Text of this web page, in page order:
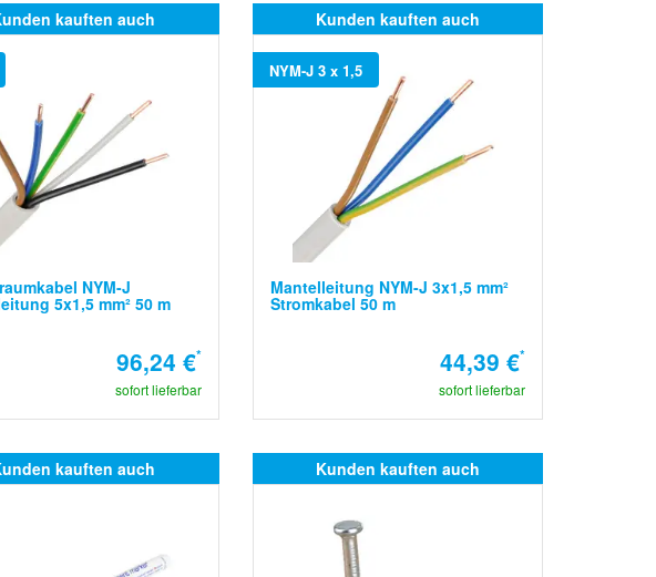
kauften auch
NYM-J
5x1,5 mm² 50 m
96,24 €*
sofort lieferbar
Kunden kauften auch
NYM-J 3 x 1,5
Mantelleitung NYM-J 3x1,5 mm²
Stromkabel 50 m
44,39 €*
sofort lieferbar
kauften auch Kunden kauften auch